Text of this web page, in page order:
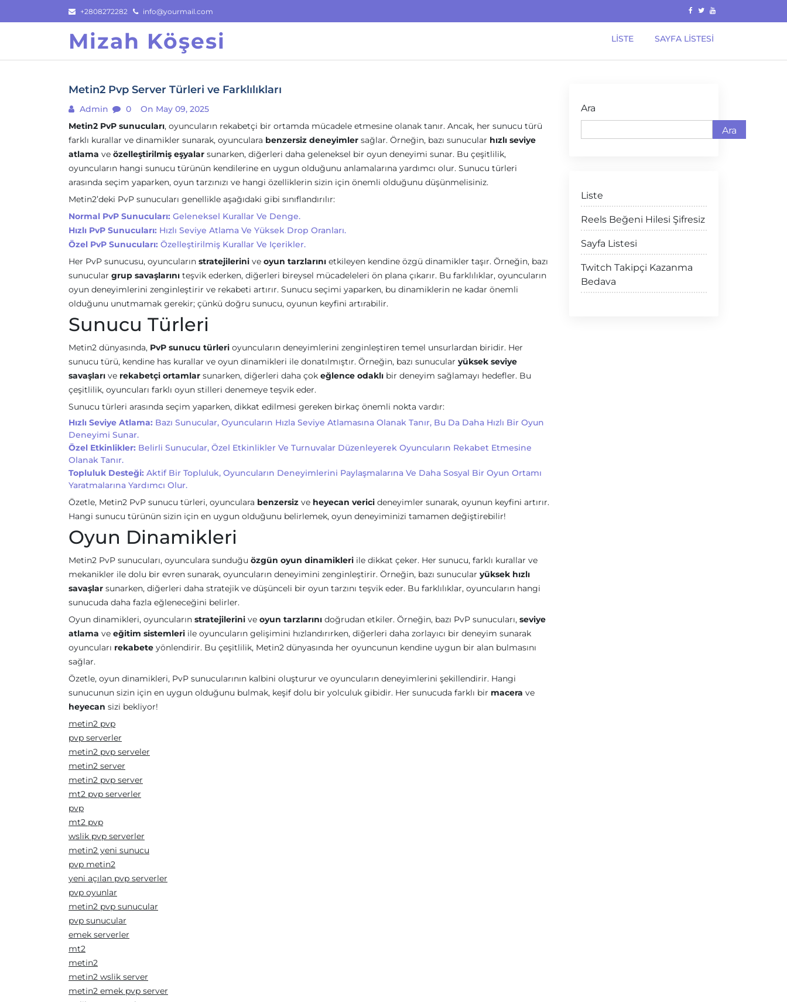
to
+2808272282 info@yourmail.com
Mizah Köşesi LISTE SAYFA LISTESI
Metin2 Pvp Server Türleri ve Farklılıkları
Admin 0
On May 09, 2025
Metin2 PvP sunucuları, oyuncuların rekabetçi bir ortamda mücadele etmesine olanak tanır. Ancak, her sunucu türü
farklı kurallar ve dinamikler sunarak, oyunculara benzersiz deneyimler sağlar. Örneğin, bazı sunucular hızlı seviye
atlama ve özelleştirilmiş eşyalar sunarken, diğerleri daha geleneksel bir oyun deneyimi sunar. Bu çeşitlilik,
oyuncuların hangi sunucu türünün kendilerine en uygun olduğunu anlamalarına yardımcı olur. Sunucu türleri
arasında seçim yaparken, oyun tarzınızı ve hangi özelliklerin sizin için önemli olduğunu düşünmelisiniz.
Metin2’deki PvP sunucuları genellikle aşağıdaki gibi sınıflandırılır:
Normal PvP Sunucuları: Geleneksel Kurallar Ve Denge.
Hızlı PvP Sunucuları: Hızlı Seviye Atlama Ve Yüksek Drop Oranları.
Özel PvP Sunucuları: Özelleştirilmiş Kurallar Ve Içerikler.
Her PvP sunucusu, oyuncuların stratejilerini ve oyun tarzlarını etkileyen kendine özgü dinamikler taşır. Örneğin, bazı
sunucular grup savaşlarını teşvik ederken, diğerleri bireysel mücadeleleri ön plana çıkarır. Bu farklılıklar, oyuncuların
oyun deneyimlerini zenginleştirir ve rekabeti artırır. Sunucu seçimi yaparken, bu dinamiklerin ne kadar önemli
olduğunu unutmamak gerekir; çünkü doğru sunucu, oyunun keyfini artırabilir.
Sunucu Türleri
Metin2 dünyasında, PvP sunucu türleri oyuncuların deneyimlerini zenginleştiren temel unsurlardan biridir. Her
sunucu türü, kendine has kurallar ve oyun dinamikleri ile donatılmıştır. Örneğin, bazı sunucular yüksek seviye
savaşları ve rekabetçi ortamlar sunarken, diğerleri daha çok eğlence odaklı bir deneyim sağlamayı hedefler. Bu
çeşitlilik, oyuncuları farklı oyun stilleri denemeye teşvik eder.
Sunucu türleri arasında seçim yaparken, dikkat edilmesi gereken birkaç önemli nokta vardır:
Hızlı Seviye Atlama: Bazı Sunucular, Oyuncuların Hızla Seviye Atlamasına Olanak Tanır, Bu Da Daha Hızlı Bir Oyun
Deneyimi Sunar.
Özel Etkinlikler: Belirli Sunucular, Özel Etkinlikler Ve Turnuvalar Düzenleyerek Oyuncuların Rekabet Etmesine
Olanak Tanır.
Topluluk Desteği: Aktif Bir Topluluk, Oyuncuların Deneyimlerini Paylaşmalarına Ve Daha Sosyal Bir Oyun Ortamı
Yaratmalarına Yardımcı Olur.
Özetle, Metin2 PvP sunucu türleri, oyunculara benzersiz ve heyecan verici deneyimler sunarak, oyunun keyfini artırır.
Hangi sunucu türünün sizin için en uygun olduğunu belirlemek, oyun deneyiminizi tamamen değiştirebilir!
Oyun Dinamikleri
Metin2 PvP sunucuları, oyunculara sunduğu özgün oyun dinamikleri ile dikkat çeker. Her sunucu, farklı kurallar ve
mekanikler ile dolu bir evren sunarak, oyuncuların deneyimini zenginleştirir. Örneğin, bazı sunucular yüksek hızlı
savaşlar sunarken, diğerleri daha stratejik ve düşünceli bir oyun tarzını teşvik eder. Bu farklılıklar, oyuncuların hangi
sunucuda daha fazla eğleneceğini belirler.
Oyun dinamikleri, oyuncuların stratejilerini ve oyun tarzlarını doğrudan etkiler. Örneğin, bazı PvP sunucuları, seviye
atlama ve eğitim sistemleri ile oyuncuların gelişimini hızlandırırken, diğerleri daha zorlayıcı bir deneyim sunarak
oyuncuları rekabete yönlendirir. Bu çeşitlilik, Metin2 dünyasında her oyuncunun kendine uygun bir alan bulmasını
sağlar.
Özetle, oyun dinamikleri, PvP sunucularının kalbini oluşturur ve oyuncuların deneyimlerini şekillendirir. Hangi
sunucunun sizin için en uygun olduğunu bulmak, keşif dolu bir yolculuk gibidir. Her sunucuda farklı bir macera ve
heyecan sizi bekliyor!
metin2 pvp
pvp serverler
metin2 pvp serveler
metin2 server
metin2 pvp server
mt2 pvp serverler
pvp
mt2 pvp
wslik pvp serverler
metin2 yeni sunucu
pvp metin2
yeni açılan pvp serverler
pvp oyunlar
metin2 pvp sunucular
pvp sunucular
emek serverler
mt2
metin2
metin2 wslik server
metin2 emek pvp server
Ara
Ara
Liste
Reels Beğeni Hilesi Şifresiz
Sayfa Listesi
Twitch Takipçi Kazanma
Bedava